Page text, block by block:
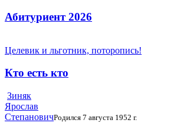
Абитуриент 2026
Целевик и льготник, поторопись!
Кто есть кто
Зиняк
Ярослав
СтепановичРодился 7 августа 1952 г.